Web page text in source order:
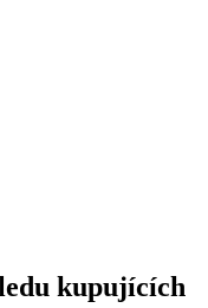
kupujících